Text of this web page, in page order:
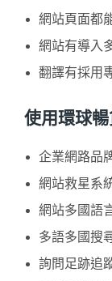
網站頁面都
網站有導入
翻譯有採用
使用環球
企業網路品
網站救星系
網站多國語
多語多國搜
詢問足跡追